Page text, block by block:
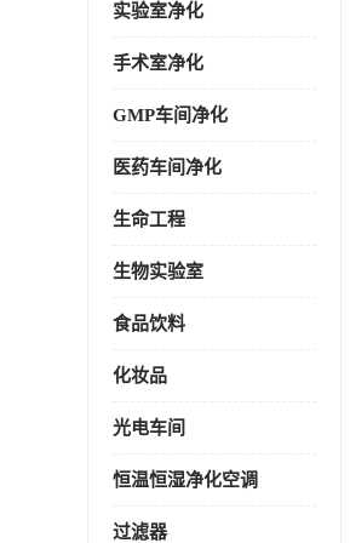
实验室净化
手术室净化
GMP车间净化
医药车间净化
生命工程
生物实验室
食品饮料
化妆品
光电车间
恒温恒湿净化空调
过滤器